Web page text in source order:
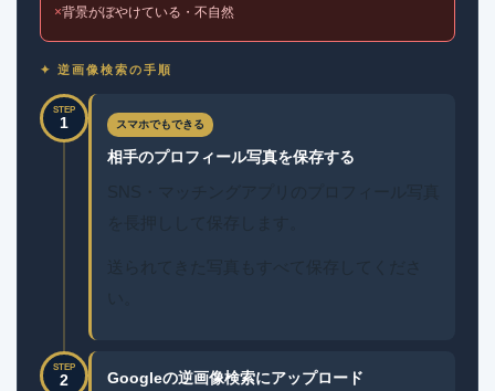
×背景がぼやけている・不自然
✦ 逆画像検索の手順
STEP
1 スマホでもできる
相手のプロフィール写真を保存する
STEP
2 Googleの逆画像検索にアップロード